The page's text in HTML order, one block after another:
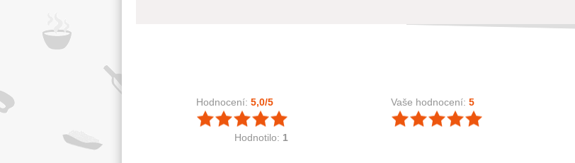
Hodnocení: 5,0/5
Hodnotilo: 1
Vaše hodnocení: 5